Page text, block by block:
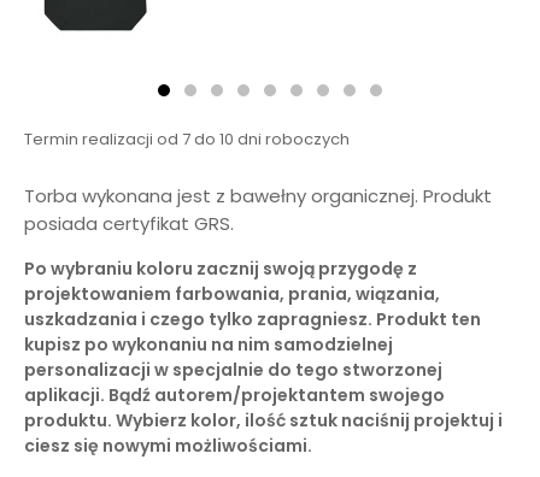
Termin realizacji od 7 do 10 dni roboczych
Torba wykonana jest z bawełny organicznej. Produkt
posiada certyfikat GRS.
Po wybraniu koloru zacznij swoją przygodę z
projektowaniem farbowania, prania, wiązania,
uszkadzania i czego tylko zapragniesz. Produkt ten
kupisz po wykonaniu na nim samodzielnej
personalizacji w specjalnie do tego stworzonej
aplikacji. Bądź autorem/projektantem swojego
produktu. Wybierz kolor, ilość sztuk naciśnij projektuj i
ciesz się nowymi możliwościami.